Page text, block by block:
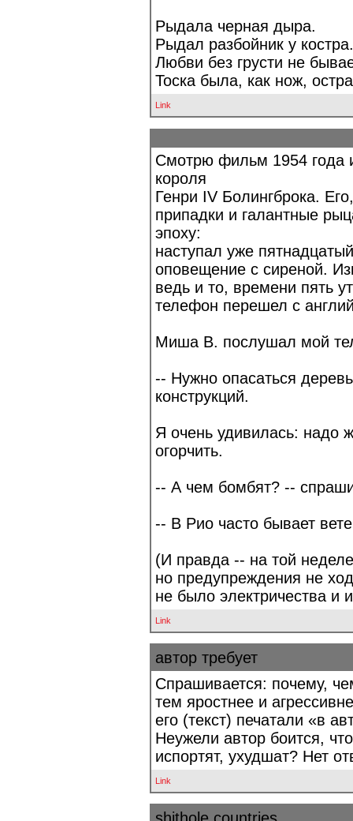
Рыдала черная дыра.
Рыдал разбойник у костра.
Любви без грусти не
Тоска была, как нож,
Link
Смотрю фильм 1954 года
короля
Генри IV Болингброка.
припадки и галантные
эпоху:
наступал уже
оповещение с сиреной.
ведь и то, времени пять
телефон перешел с
Миша В. послушал мой
-- Нужно опасаться
конструкций.
Я очень удивилась: надо
огорчить.
-- А чем бомбят? --
-- В Рио часто бывает
(И правда -- на той
но предупреждения не
не было электричества и
Link
автор требует
Спрашивается: почему,
тем яростнее и
его (текст) печатали «в
Неужели автор боится,
испортят, ухудшат? Нет
Link